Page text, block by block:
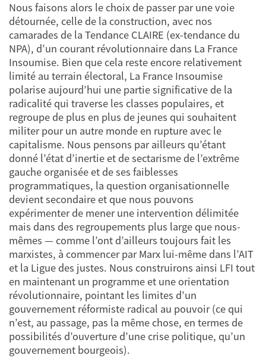
Nous faisons alors le choix de passer par une voie
détournée, celle de la construction, avec nos
camarades de la Tendance CLAIRE (ex-tendance du
NPA), d’un courant révolutionnaire dans La France
Insoumise. Bien que cela reste encore relativement
limité au terrain électoral, La France Insoumise
polarise aujourd’hui une partie significative de la
radicalité qui traverse les classes populaires, et
regroupe de plus en plus de jeunes qui souhaitent
militer pour un autre monde en rupture avec le
capitalisme. Nous pensons par ailleurs qu’étant
donné l’état d’inertie et de sectarisme de l’extrême
gauche organisée et de ses faiblesses
programmatiques, la question organisationnelle
devient secondaire et que nous pouvons
expérimenter de mener une intervention délimitée
mais dans des regroupements plus large que nous-
mêmes — comme l’ont d’ailleurs toujours fait les
marxistes, à commencer par Marx lui-même dans l’AIT
et la Ligue des justes. Nous construirons ainsi LFI tout
en maintenant un programme et une orientation
révolutionnaire, pointant les limites d’un
gouvernement réformiste radical au pouvoir (ce qui
n’est, au passage, pas la même chose, en termes de
possibilités d’ouverture d’une crise politique, qu’un
gouvernement bourgeois).